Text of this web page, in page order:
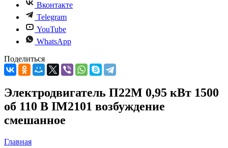
Вконтакте
Telegram
YouTube
WhatsApp
Поделиться
Электродвигатель П22М 0,95 кВт 1500
об 110 В IM2101 возбуждение
смешанное
Главная